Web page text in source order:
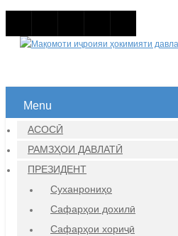
Menu
АСОСӢ
РАМЗҲОИ ДАВЛАТӢ
ПРЕЗИДЕНТ
Суханрониҳо
Сафарҳои дохилӣ
Сафарҳои хориҷӣ